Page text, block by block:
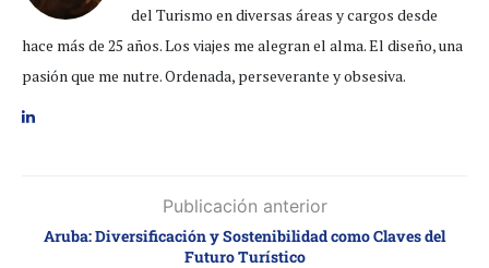
del Turismo en diversas áreas y cargos desde
hace más de 25 años. Los viajes me alegran el alma. El diseño, una
pasión que me nutre. Ordenada, perseverante y obsesiva.
Publicación anterior
Aruba: Diversificación y Sostenibilidad como Claves del
Futuro Turístico